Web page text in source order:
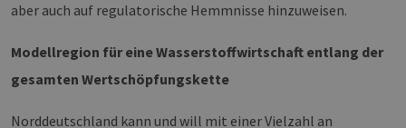
aber auch auf regulatorische Hemmnisse hinzuweisen.
Modellregion für eine Wasserstoffwirtschaft entlang der
gesamten Wertschöpfungskette
Norddeutschland kann und will mit einer Vielzahl an